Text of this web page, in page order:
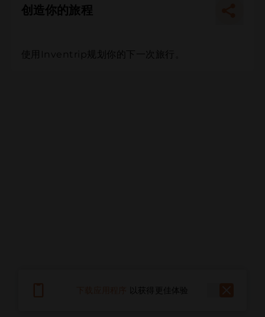
创造你的旅程
使用Inventrip规划你的下一次旅行。
以获得更佳体验